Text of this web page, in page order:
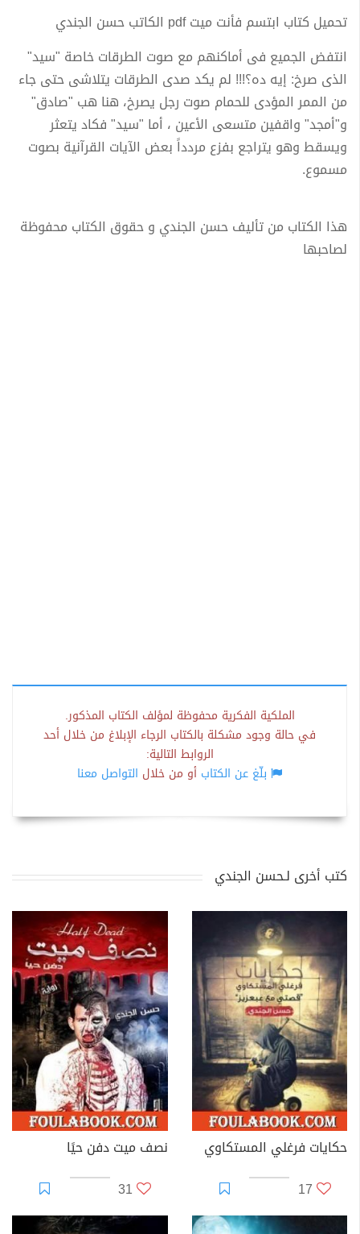
تحميل كتاب ابتسم فأنت ميت pdf الكاتب حسن الجندي
انتفض الجميع فى أماكنهم مع صوت الطرقات خاصة "سيد"
الذى صرخ: إيه ده؟!!! لم يكد صدى الطرقات يتلاشى حتى جاء
من الممر المؤدى للحمام صوت رجل يصرخ، هنا هب "صادق"
و"أمجد" واقفين متسعى الأعين ، أما "سيد" فكاد يتعثر
ويسقط وهو يتراجع بفزع مردداً بعض الآيات القرآنية بصوت
مسموع.
هذا الكتاب من تأليف حسن الجندي و حقوق الكتاب محفوظة
لصاحبها
الملكية الفكرية محفوظة لمؤلف الكتاب المذكور.
في حالة وجود مشكلة بالكتاب الرجاء الإبلاغ من خلال أحد
الروابط التالية:
بلّغ عن الكتاب أو من خلال التواصل معنا
كتب أخرى لـحسن الجندي
حكايات فرغلي المستكاوي
17
نصف ميت دفن حيًا
31